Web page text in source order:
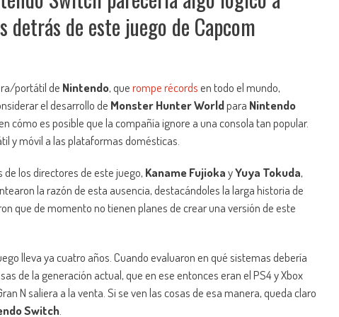
de este juego de Capcom
portátil de Nintendo, querompe récordsen todo el mundo,
el desarrollo de Monster Hunter Worldpara Nintendo
cómo es posible que la compañía ignore a una consola tan popular.
y móvil a las plataformas domésticas.
los directores de este juego, Kaname FujiokayYuya Tokuda,
la razón de esta ausencia, destacándoles la larga historia de
que de momento no tienen planes de crear una versión de este
lleva ya cuatro años. Cuando evaluaron en qué sistemas debería
de la generación actual, que en ese entonces eran el PS4 y Xbox
N saliera a la venta. Si se ven las cosas de esa manera, queda claro
Switch.